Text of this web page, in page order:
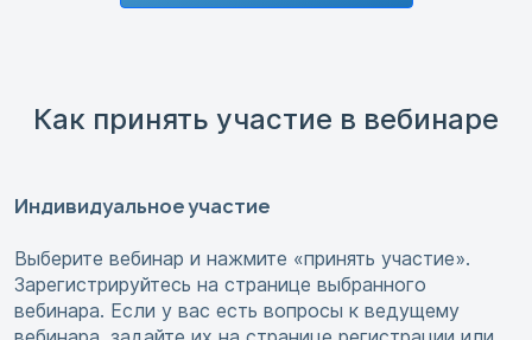
Как принять участие в вебинаре
Индивидуальное участие
Выберите вебинар и нажмите «принять участие».
Зарегистрируйтесь на странице выбранного
вебинара. Если у вас есть вопросы к ведущему